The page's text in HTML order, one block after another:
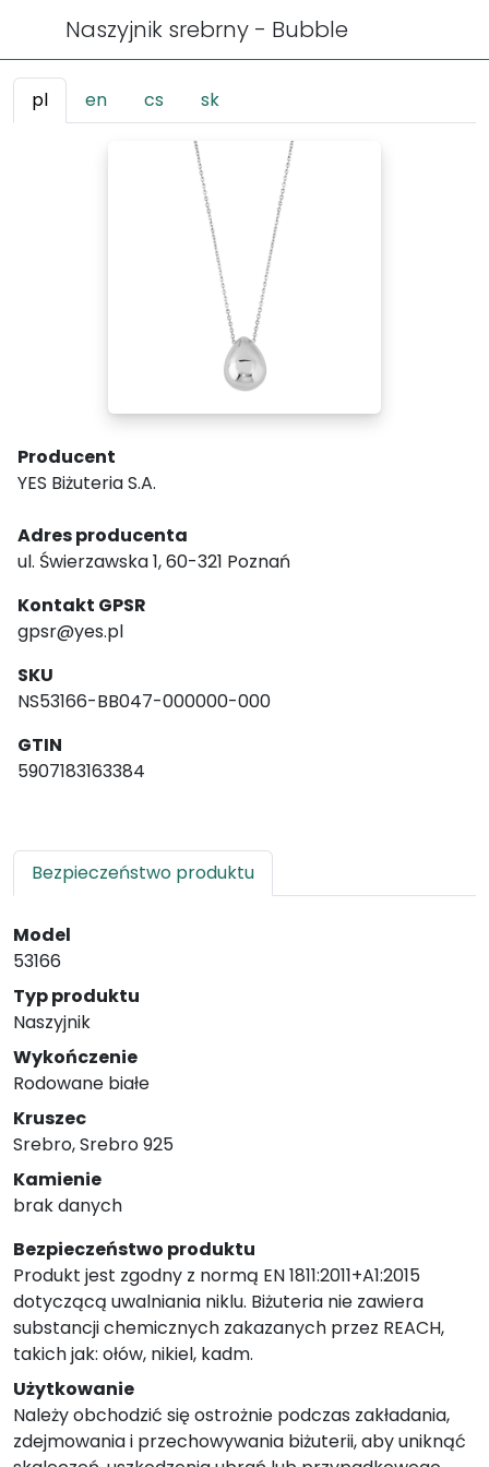
Naszyjnik srebrny - Bubble
pl en cs sk
Producent
YES Biżuteria S.A.
Adres producenta
ul. Świerzawska 1, 60-321 Poznań
Kontakt GPSR
gpsr@yes.pl
SKU
NS53166-BB047-000000-000
GTIN
5907183163384
Bezpieczeństwo produktu
Model
53166
Typ produktu
Naszyjnik
Wykończenie
Rodowane białe
Kruszec
Srebro, Srebro 925
Kamienie
brak danych
Bezpieczeństwo produktu
Produkt jest zgodny z normą EN 1811:2011+A1:2015
dotyczącą uwalniania niklu. Biżuteria nie zawiera
substancji chemicznych zakazanych przez REACH,
takich jak: ołów, nikiel, kadm.
Użytkowanie
Należy obchodzić się ostrożnie podczas zakładania,
zdejmowania i przechowywania biżuterii, aby uniknąć